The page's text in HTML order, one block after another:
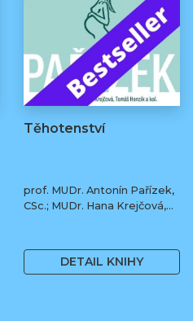
Těhotenství
prof. MUDr. Antonín Pařízek,
CSc.; MUDr. Hana Krejčová,
DETAIL KNIHY